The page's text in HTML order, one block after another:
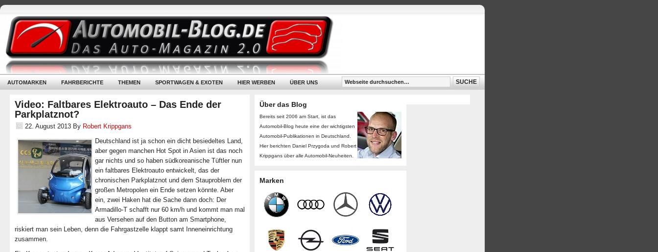
AUTOMARKEN FAHRBERICHTE THEMEN SPORTWAGEN & EXOTEN HIER WERBEN ÜBER UNS
Video: Faltbares Elektroauto – Das Ende der
Parkplatznot?
22. August 2013 By Robert Krippgans
Deutschland ist ja schon ein dicht besiedeltes Land,
aber gegen manchen Hot Spot in Asien ist das noch
gar nichts und so haben südkoreanische Tüftler nun
ein faltbares Elektroauto entwickelt, das der
chronischen Parkplatznot und dem Stauproblem der
großen Metropolen ein Ende setzen könnte. Aber
ein, zwei Haken hat die Sache dann doch: Der
Armadillo-T schafft nur 60 km/h und kommt man mal
aus Versehen auf den Button am Smartphone,
riskiert man sein Leben, denn die Fahrgastzelle klappt samt Inneneinrichtung
zusammen.
Über das Blog
Bereits seit 2006 am Start, ist das
Automobil-Blog heute eine der wichtigsten
Automobil-Publikationen in Deutschland.
Hier berichten Daniel Przygoda und Robert
Krippgans über alle Automobil-Neuheiten.
Marken